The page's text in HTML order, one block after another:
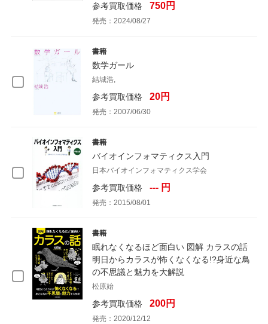
参考買取価格 750円
発売：2024/08/27
書籍
数学ガール
結城浩,
参考買取価格 20円
発売：2007/06/30
書籍
バイオインフォマティクス入門
日本バイオインフォマティクス学会
参考買取価格 --- 円
発売：2015/08/01
書籍
眠れなくなるほど面白い 図解 カラスの話
明日からカラスが怖くなくなる!?身近な鳥
の不思議と魅力を大解説
松原始
参考買取価格 200円
発売：2020/12/12